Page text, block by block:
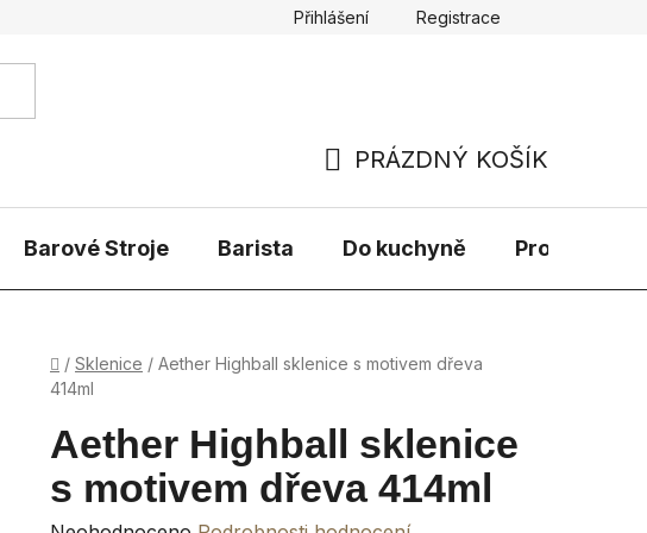
Přihlášení Registrace
KOŠÍK
PRÁZDNÝ KOŠÍK
Barové Stroje Barista Do kuchyně Prodávané
Domů
/ Sklenice / Aether Highball sklenice s motivem dřeva
414ml
Aether Highball sklenice
s motivem dřeva 414ml